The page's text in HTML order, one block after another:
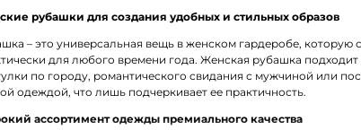
рубашки для создания удобных и стильных образов
– это универсальная вещь в женском гардеробе,
для любого времени года. Женская рубашка
по городу, романтического свидания с мужчиной или
одеждой, что лишь подчеркивает ее практичность.
ассортимент одежды премиального качества